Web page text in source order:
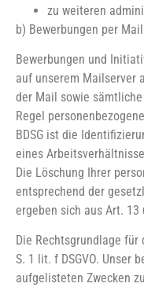
zu weiteren
b) Bewerbungen per Mail
Bewerbungen und
auf unserem Mailserver
der Mail sowie
Regel
BDSG ist die
eines
Die Löschung Ihrer
entsprechend der
ergeben sich aus Art. 13
Die Rechtsgrundlage
S. 1 lit. f DSGVO. Unser
aufgelisteten Zwecken